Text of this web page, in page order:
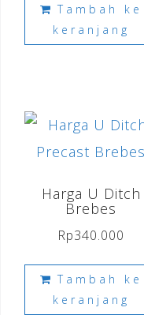
Tambah ke
keranjang
Harga U Ditch
Brebes
Rp340.000
Tambah ke
keranjang